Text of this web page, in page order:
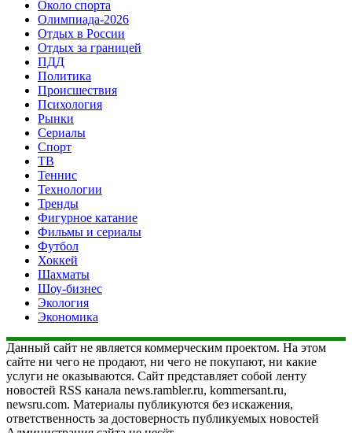
Около спорта
Олимпиада-2026
Отдых в России
Отдых за границей
ПДД
Политика
Происшествия
Психология
Рынки
Сериалы
Спорт
ТВ
Теннис
Технологии
Тренды
Фигурное катание
Фильмы и сериалы
Футбол
Хоккей
Шахматы
Шоу-бизнес
Экология
Экономика
Данный сайт не является коммерческим проектом. На этом
сайте ни чего не продают, ни чего не покупают, ни какие
услуги не оказываются. Сайт представляет собой ленту
новостей RSS канала news.rambler.ru, kommersant.ru,
newsru.com. Материалы публикуются без искажения,
ответственность за достоверность публикуемых новостей